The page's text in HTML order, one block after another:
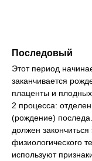
Последовый
Этот период
заканчивается
плаценты и
2 процесса:
(рождение)
должен
физиологического
используют